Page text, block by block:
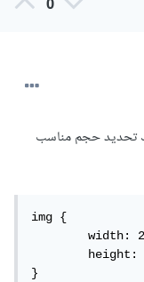
0
تحديد حجم مناسب
img {
	width: 200px;
	height: 200px;
}